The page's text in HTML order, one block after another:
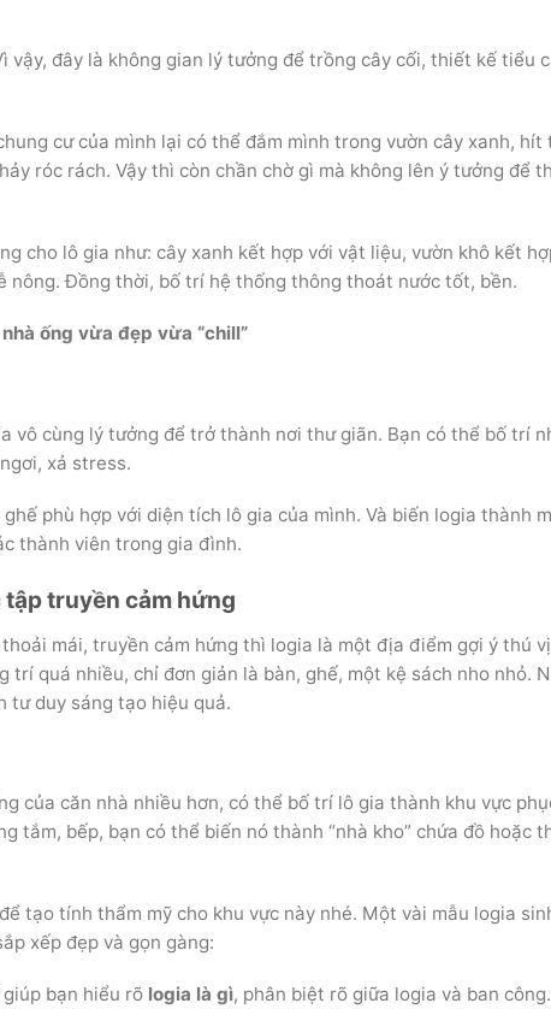
vậy, đây là không gian lý tưởng để trồng cây cối, thiết kế tiểu
cư của mình lại có thể đắm mình trong vườn cây xanh, hít
róc rách. Vậy thì còn chần chờ gì mà không lên ý tưởng để
cho lô gia như: cây xanh kết hợp với vật liệu, vườn khô kết
nông. Đồng thời, bố trí hệ thống thông thoát nước tốt, bền.
ống vừa đẹp vừa “chill”
vô cùng lý tưởng để trở thành nơi thư giãn. Bạn có thể bố trí
xả stress.
phù hợp với diện tích lô gia của mình. Và biến logia thành
thành viên trong gia đình.
truyền cảm hứng
mái, truyền cảm hứng thì logia là một địa điểm gợi ý thú
trí quá nhiều, chỉ đơn giản là bàn, ghế, một kệ sách nho nhỏ.
tư duy sáng tạo hiệu quả.
của căn nhà nhiều hơn, có thể bố trí lô gia thành khu vực
tắm, bếp, bạn có thể biến nó thành “nhà kho” chứa đồ hoặc
tạo tính thẩm mỹ cho khu vực này nhé. Một vài mẫu logia
xếp đẹp và gọn gàng:
bạn hiểu rõ logia là gì, phân biệt rõ giữa logia và ban